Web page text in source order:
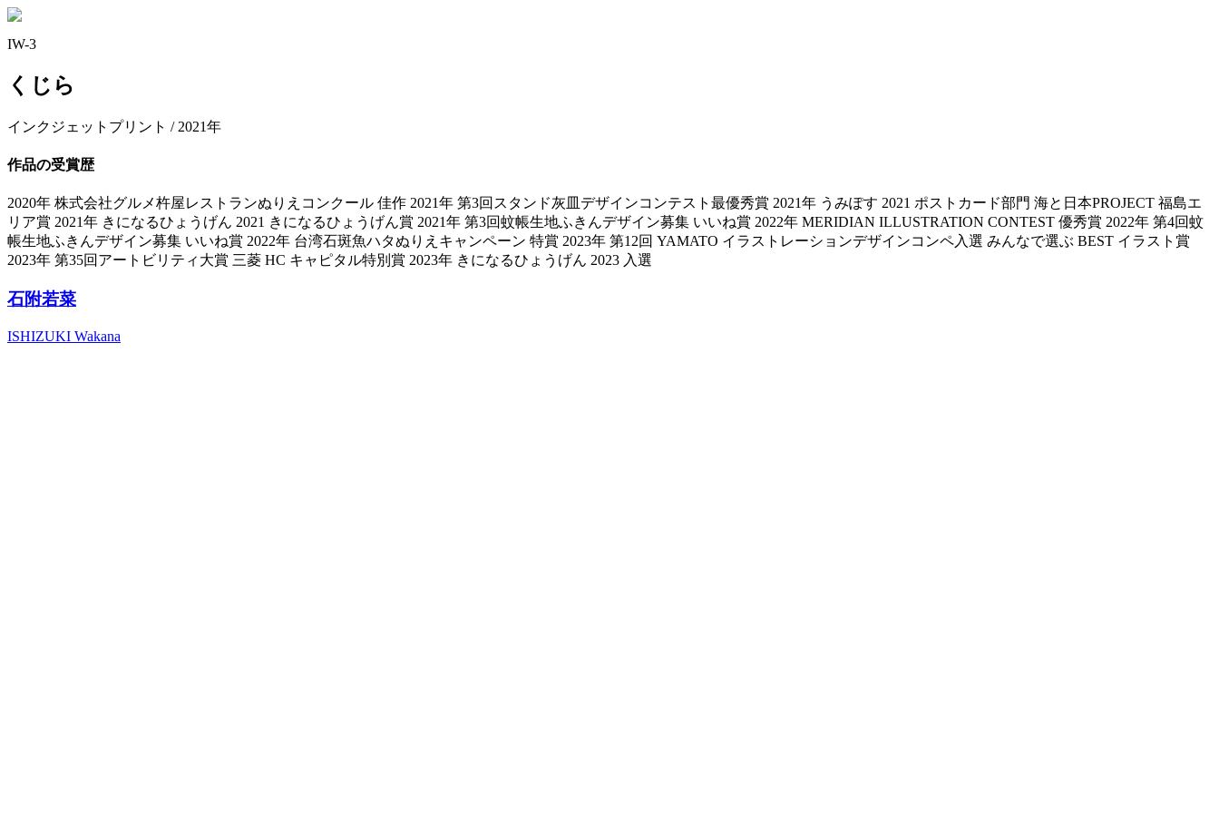
IW-3
くじら
インクジェットプリント / 2021年
作品の受賞歴
2020年 株式会社グルメ杵屋レストランぬりえコンクール 佳作 2021年 第3回スタンド灰皿デザインコンテスト最優秀賞 2021年 うみぽす 2021 ポストカード部門 海と日本PROJECT 福島エ
リア賞 2021年 きになるひょうげん 2021 きになるひょうげん賞 2021年 第3回蚊帳生地ふきんデザイン募集 いいね賞 2022年 MERIDIAN ILLUSTRATION CONTEST 優秀賞 2022年 第4回蚊
帳生地ふきんデザイン募集 いいね賞 2022年 台湾石斑魚ハタぬりえキャンペーン 特賞 2023年 第12回 YAMATO イラストレーションデザインコンペ入選 みんなで選ぶ BEST イラスト賞
2023年 第35回アートビリティ大賞 三菱 HC キャピタル特別賞 2023年 きになるひょうげん 2023 入選
石附若菜
ISHIZUKI Wakana